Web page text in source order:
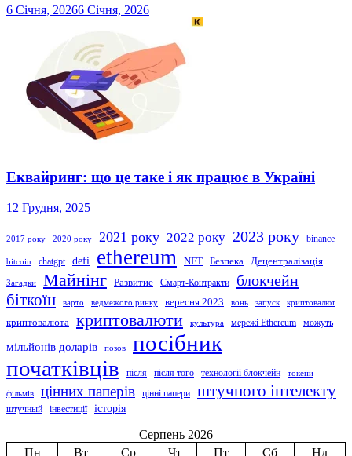
6 Січня, 20266 Січня, 2026
Еквайринг: що це таке і як працює в Україні
12 Грудня, 2025
2017 року 2020 року 2021 року 2022 року 2023 року binance
bitcoin chatgpt defi ethereum NFT Безпека Децентралізація
Загадки Майнінг Развитие Смарт-Контракти блокчейн
біткоїн варто ведмежого ринку вересня 2023 вонь запуск криптовалют
криптовалюта криптовалюти культура мережі Ethereum можуть
мільйонів доларів позов посібник
початківців після після того технології блокчейн токени
фільмів цінних паперів цінні папери штучного інтелекту
штучный інвестиції історія
Серпень 2026
Пн
Вт Ср Чт Пт Сб
Нд